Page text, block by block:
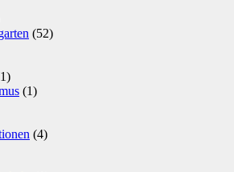
(52)
(1)
(4)